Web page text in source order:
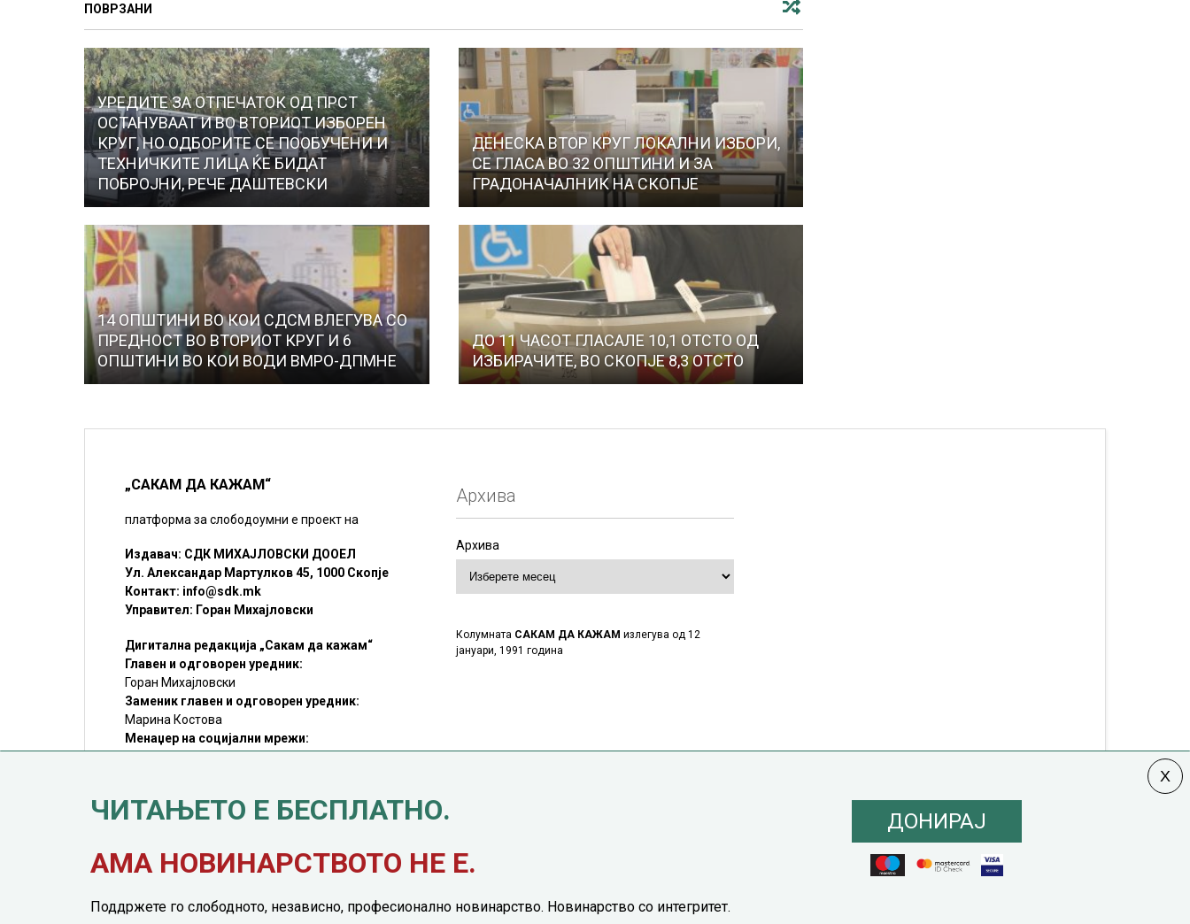
ПОВРЗАНИ
УРЕДИТЕ ЗА ОТПЕЧАТОК ОД ПРСТ
ОСТАНУВААТ И ВО ВТОРИОТ ИЗБОРЕН
КРУГ, НО ОДБОРИТЕ СЕ ПООБУЧЕНИ И
ТЕХНИЧКИТЕ ЛИЦА ЌЕ БИДАТ
ПОБРОЈНИ, РЕЧЕ ДАШТЕВСКИ
ДЕНЕСКА ВТОР КРУГ ЛОКАЛНИ ИЗБОРИ,
СЕ ГЛАСА ВО 32 ОПШТИНИ И ЗА
ГРАДОНАЧАЛНИК НА СКОПЈЕ
14 ОПШТИНИ ВО КОИ СДСМ ВЛЕГУВА СО
ПРЕДНОСТ ВО ВТОРИОТ КРУГ И 6
ОПШТИНИ ВО КОИ ВОДИ ВМРО-ДПМНЕ
ДО 11 ЧАСОТ ГЛАСАЛЕ 10,1 ОТСТО ОД
ИЗБИРАЧИТЕ, ВО СКОПЈЕ 8,3 ОТСТО
„САКАМ ДА КАЖАМ“
платформа за слободоумни е проект на
Издавач: СДК МИХАЈЛОВСКИ ДООЕЛ
Ул. Александар Мартулков 45, 1000 Скопје
Контакт: info@sdk.mk
Управител: Горан Михајловски
Дигитална редакција „Сакам да кажам“
Главен и одговорен уредник:
Горан Михајловски
Заменик главен и одговорен уредник:
Марина Костова
Менаџер на социјални мрежи:
©SDK.MK Крадењето авторски текстови е казниво со закон.
Преземањето на авторски содржини (текстови) од оваа
Архива
Архива
Колумната САКАМ ДА КАЖАМ излегува од 12
јануари, 1991 година
ЧИТАЊЕТО Е БЕСПЛАТНО.
АМА НОВИНАРСТВОТО НЕ Е.
Поддржете го слободното, независно, професионално новинарство. Новинарство со интегритет.
ДОНИРАЈ